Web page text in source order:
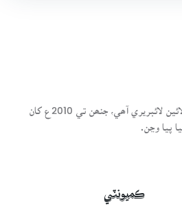
سنڌسلامت ڪتاب گهر ھڪ آن لائين لائبريري آھي، جنھن تي 2010ع کان
پيا وڃن.
ڪميونٽي